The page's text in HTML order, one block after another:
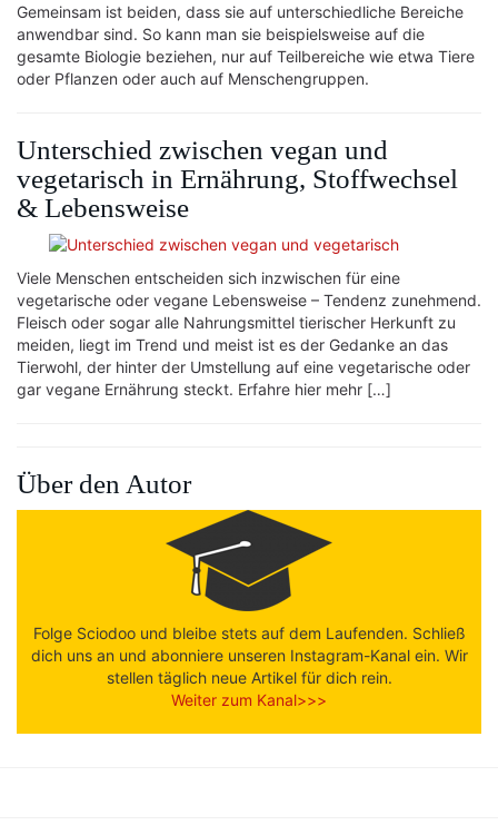
Gemeinsam ist beiden, dass sie auf unterschiedliche Bereiche
anwendbar sind. So kann man sie beispielsweise auf die
gesamte Biologie beziehen, nur auf Teilbereiche wie etwa Tiere
oder Pflanzen oder auch auf Menschengruppen.
Unterschied zwischen vegan und
vegetarisch in Ernährung, Stoffwechsel
& Lebensweise
Viele Menschen entscheiden sich inzwischen für eine
vegetarische oder vegane Lebensweise – Tendenz zunehmend.
Fleisch oder sogar alle Nahrungsmittel tierischer Herkunft zu
meiden, liegt im Trend und meist ist es der Gedanke an das
Tierwohl, der hinter der Umstellung auf eine vegetarische oder
gar vegane Ernährung steckt. Erfahre hier mehr […]
Über den Autor
Folge Sciodoo und bleibe stets auf dem Laufenden. Schließ
dich uns an und abonniere unseren Instagram-Kanal ein. Wir
stellen täglich neue Artikel für dich rein.
Weiter zum Kanal>>>